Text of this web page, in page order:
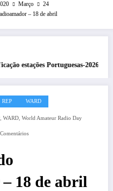
Março
24
– 18 de abril
Portuguesas-2026
REP WARD
WARD, World Amateur Radio Day
18 de abril